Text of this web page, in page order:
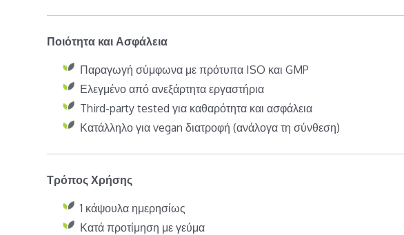
Ποιότητα και Ασφάλεια
Παραγωγή σύμφωνα με πρότυπα ISO και GMP
Ελεγμένο από ανεξάρτητα εργαστήρια
Third-party tested για καθαρότητα και ασφάλεια
Κατάλληλο για vegan διατροφή (ανάλογα τη σύνθεση)
Τρόπος Χρήσης
1 κάψουλα ημερησίως
Κατά προτίμηση με γεύμα